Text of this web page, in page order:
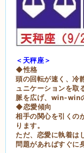
＜天秤座＞
◆性格
頭の回転が速く、冷
ュニケーションを取
脈を広げ、win-win
◆恋愛傾向
相手の関心を引くの
ります。
ただ、恋愛に執着は
問題があればすぐに